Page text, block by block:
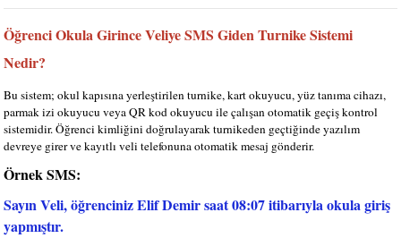
Öğrenci Okula Girince Veliye SMS Giden Turnike Sistemi
Nedir?
Bu sistem; okul kapısına yerleştirilen turnike, kart okuyucu, yüz tanıma cihazı,
parmak izi okuyucu veya QR kod okuyucu ile çalışan otomatik geçiş kontrol
sistemidir. Öğrenci kimliğini doğrulayarak turnikeden geçtiğinde yazılım
devreye girer ve kayıtlı veli telefonuna otomatik mesaj gönderir.
Örnek SMS:
Sayın Veli, öğrenciniz Elif Demir saat 08:07 itibarıyla okula giriş
yapmıştır.